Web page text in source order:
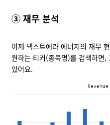
③ 재무 분석
이제 넥스트에라 에너지의 재무
원하는 티커(종목명)를 검색하면
있어요.